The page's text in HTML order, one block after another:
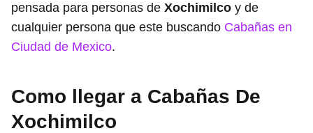
pensada para personas de Xochimilco y de
cualquier persona que este buscando Cabañas en
Ciudad de Mexico.
Como llegar a Cabañas De
Xochimilco